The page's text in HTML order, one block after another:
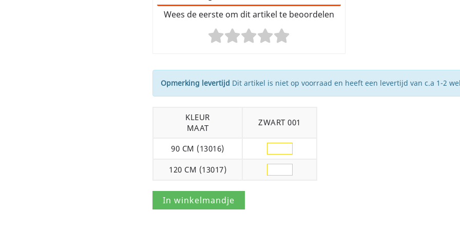
Wees de eerste om dit artikel te beoordelen
Opmerking levertijd Dit artikel is niet op voorraad en heeft een levertijd van c.a 1-2
KLEUR
MAAT
ZWART 001
90 CM (13016)
120 CM (13017)